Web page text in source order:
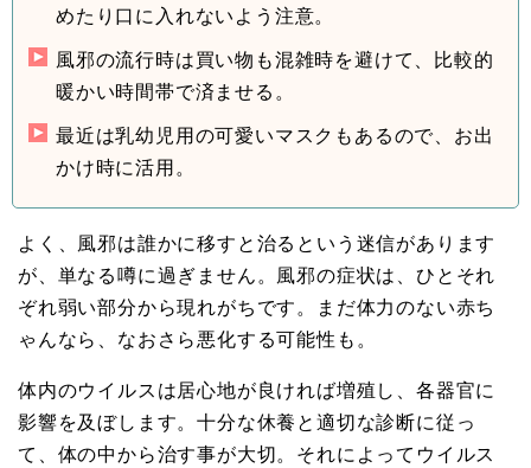
めたり口に入れないよう注意。
風邪の流行時は買い物も混雑時を避けて、比較的
暖かい時間帯で済ませる。
最近は乳幼児用の可愛いマスクもあるので、お出
かけ時に活用。
よく、風邪は誰かに移すと治るという迷信があります
が、単なる噂に過ぎません。風邪の症状は、ひとそれ
ぞれ弱い部分から現れがちです。まだ体力のない赤ち
ゃんなら、なおさら悪化する可能性も。
体内のウイルスは居心地が良ければ増殖し、各器官に
影響を及ぼします。十分な休養と適切な診断に従っ
て、体の中から治す事が大切。それによってウイルス